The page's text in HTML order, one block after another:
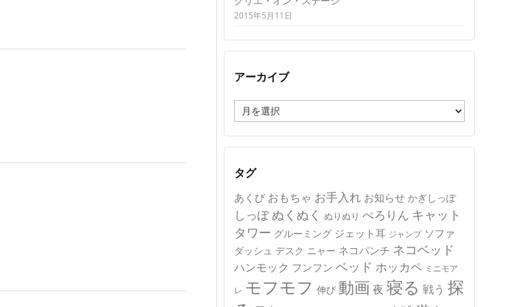
2015年5月11日
アーカイブ
ー
カ
イ
タグ
あくび おもちゃ お手入れ お知らせ かぎしっぽ
しっぽ ぬくぬく ぬりぬり ぺろりん キャット
タワー グルーミング ジェット耳 ジャンプ ソファ
ダッシュ デスク ニャー ネコパンチ ネコベッド
ハンモック フンフン ベッド ホッカペ ミニモア
レ モフモフ 伸び 動画 夜 寝る 戦う 探